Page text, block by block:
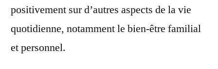
positivement sur d’autres aspects de la vie
quotidienne, notamment le bien-être familial
et personnel.